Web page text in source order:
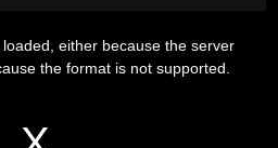
either because the server
the format is not supported.